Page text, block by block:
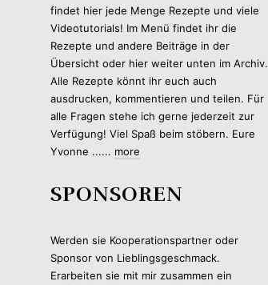
findet hier jede Menge Rezepte und viele
Videotutorials! Im Menü findet ihr die
Rezepte und andere Beiträge in der
Übersicht oder hier weiter unten im Archiv.
Alle Rezepte könnt ihr euch auch
ausdrucken, kommentieren und teilen. Für
alle Fragen stehe ich gerne jederzeit zur
Verfügung! Viel Spaß beim stöbern. Eure
Yvonne ...... more
SPONSOREN
Werden sie Kooperationspartner oder
Sponsor von Lieblingsgeschmack.
Erarbeiten sie mit mir zusammen ein